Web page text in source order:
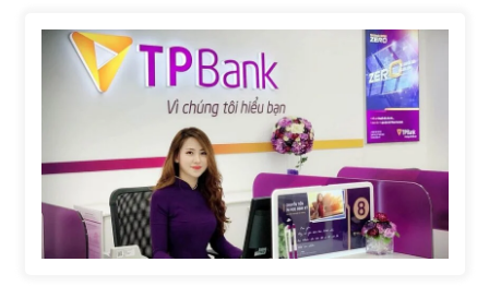
31/05/2022
Bất ổn từ các cuộc đấu giá đất ở Thanh Hoá
31/05/2022
Tiền gửi vào ngân hàng tiếp tục tăng mạnh
31/05/2022